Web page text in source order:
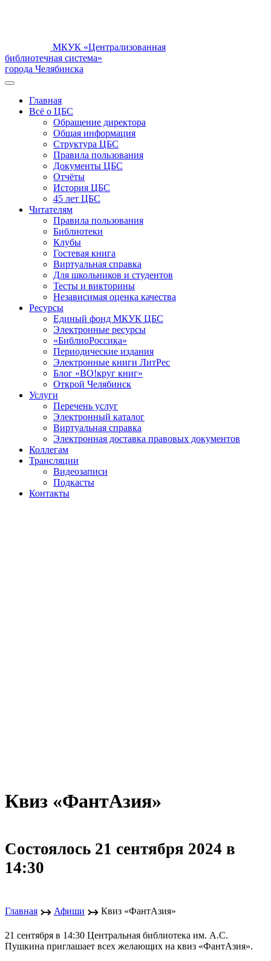
МКУК «Централизованная
библиотечная система»
города Челябинска
Главная
Всё о ЦБС
Обращение директора
Общая информация
Структура ЦБС
Правила пользования
Документы ЦБС
Отчёты
История ЦБС
45 лет ЦБС
Читателям
Правила пользования
Библиотеки
Клубы
Гостевая книга
Виртуальная справка
Для школьников и студентов
Тесты и викторины
Независимая оценка качества
Ресурсы
Единый фонд МКУК ЦБС
Электронные ресурсы
«БиблиоРоссика»
Периодические издания
Электронные книги ЛитРес
Блог «ВО!круг книг»
Открой Челябинск
Услуги
Перечень услуг
Электронный каталог
Виртуальная справка
Электронная доставка правовых документов
Коллегам
Трансляции
Видеозаписи
Подкасты
Контакты
Квиз «ФантАзия»
Состоялось 21 сентября 2024 в
14:30
Главная ↣ Афиши ↣ Квиз «ФантАзия»
21 сентября в 14:30 Центральная библиотека им. А.С.
Пушкина приглашает всех желающих на квиз «ФантАзия».